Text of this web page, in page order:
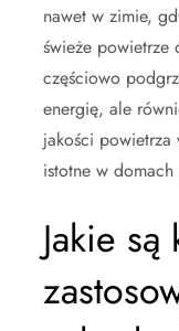
nawet w zimie,
świeże powietrze
częściowo
energię, ale
jakości powietrza
istotne w
Jakie